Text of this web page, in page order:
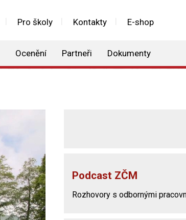
Pro školy Kontakty E-shop
Ocenění Partneři Dokumenty
Podcast ZČM
Rozhovory s odbornými